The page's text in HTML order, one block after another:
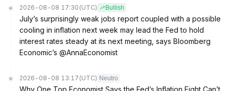
2026-08-08 17:30 (UTC) Bullish
July’s surprisingly weak jobs report coupled with a possible
cooling in inflation next week may lead the Fed to hold
interest rates steady at its next meeting, says Bloomberg
Economic’s @AnnaEconomist
2026-08-08 13:17 (UTC) Neutro
Why One Top Economist Says the Fed’s Inflation Fight Can’t